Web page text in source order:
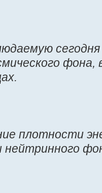
фона,
плотности
нейтринного